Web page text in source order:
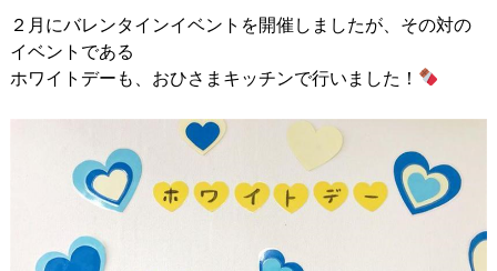
２月にバレンタインイベントを開催しましたが、その対の
イベントである
ホワイトデーも、おひさまキッチンで行いました！